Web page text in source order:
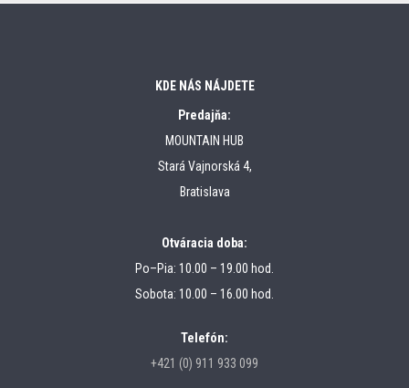
KDE NÁS NÁJDETE
Predajňa:
MOUNTAIN HUB
Stará Vajnorská 4,
Bratislava
Otváracia doba:
Po–Pia: 10.00 – 19.00 hod.
Sobota: 10.00 – 16.00 hod.
Telefón:
+421 (0) 911 933 099